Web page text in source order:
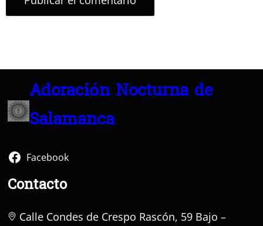
Adoración Nocturna de
Salamanca
Facebook
Contacto
Calle Condes de Crespo Rascón, 59 Bajo –